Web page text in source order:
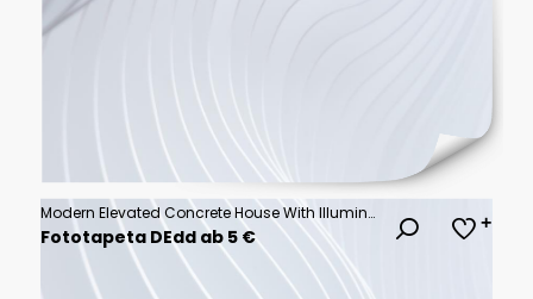
Modern Elevated Concrete House With Illuminated Interiors
Fototapeta DEdd ab 5 €